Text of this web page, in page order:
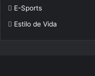
E-Sports
Estilo de Vida